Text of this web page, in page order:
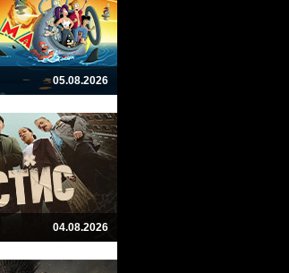
05.08.2026
04.08.2026